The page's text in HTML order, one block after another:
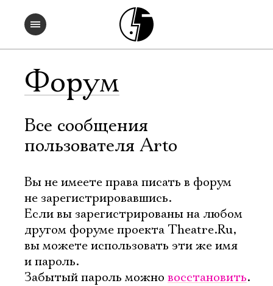
Форум
Все сообщения
пользователя Arto
Вы не имеете права писать в форум
не зарегистрировавшись.
Если вы зарегистрированы на любом
другом форуме проекта Theatre.Ru,
вы можете использовать эти же имя
и пароль.
Забытый пароль можно восстановить.